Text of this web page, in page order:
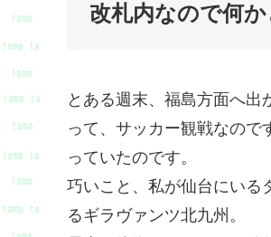
改札内なので何か
とある週末、福島方面へ出
って、サッカー観戦なので
っていたのです。
巧いこと、私が仙台にいる
るギラヴァンツ北九州。